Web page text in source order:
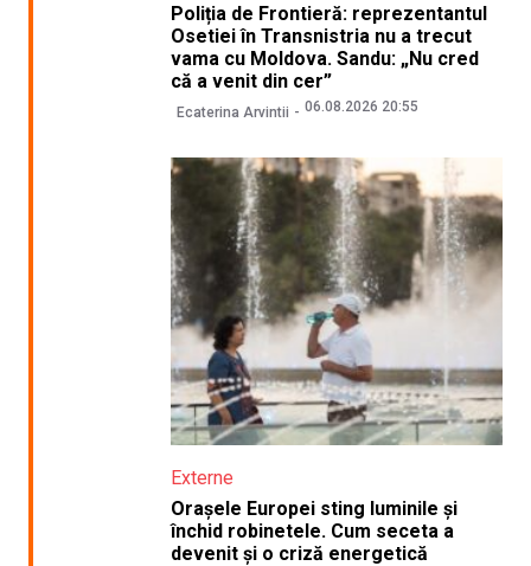
Poliția de Frontieră: reprezentantul
Osetiei în Transnistria nu a trecut
vama cu Moldova. Sandu: „Nu cred
că a venit din cer”
Ecaterina Arvintii 06.08.2026 20:55
Externe
Orașele Europei sting luminile și
închid robinetele. Cum seceta a
devenit și o criză energetică